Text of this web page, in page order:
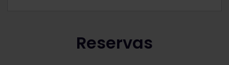
Reservas